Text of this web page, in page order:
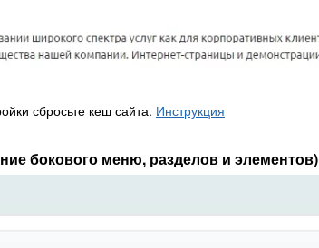
сбросьте кеш сайта. Инструкция
бокового меню, разделов и элементов)